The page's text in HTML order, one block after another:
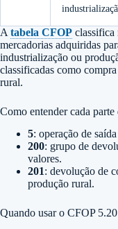
A tabela CFOP classifica
mercadorias adquiridas
industrialização ou
classificadas como
rural.
Como entender cada
5: operação de
200: grupo de
valores.
201: devolução de
produção rural.
Quando usar o CFOP